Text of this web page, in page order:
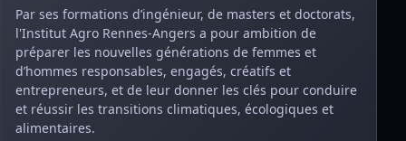
Par ses formations d’ingénieur, de masters et doctorats,
l'Institut Agro Rennes-Angers a pour ambition de
préparer les nouvelles générations de femmes et
d’hommes responsables, engagés, créatifs et
entrepreneurs, et de leur donner les clés pour conduire
et réussir les transitions climatiques, écologiques et
alimentaires.